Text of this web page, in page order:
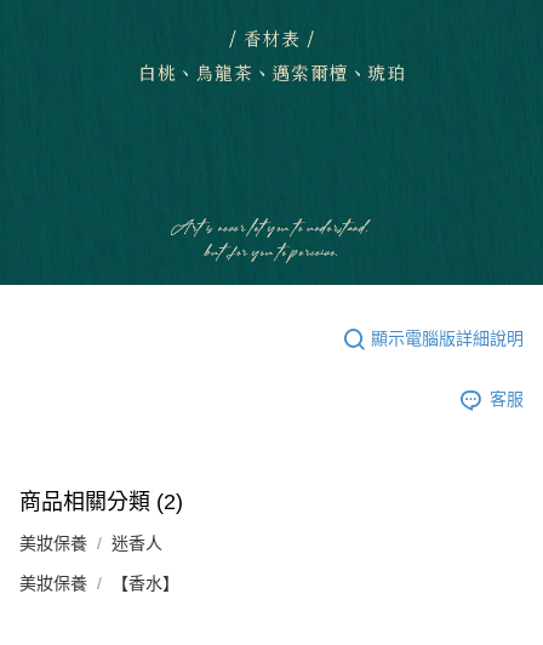
顯示電腦版詳細說明
客服
商品相關分類 (2)
美妝保養 迷香人
美妝保養 【香水】